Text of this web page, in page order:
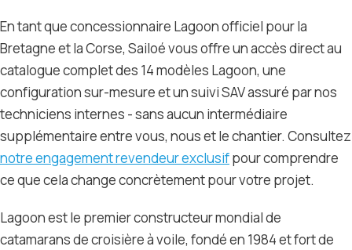
En tant que concessionnaire Lagoon officiel pour la
Bretagne et la Corse, Sailoé vous offre un accès direct au
catalogue complet des 14 modèles Lagoon, une
configuration sur-mesure et un suivi SAV assuré par nos
techniciens internes - sans aucun intermédiaire
supplémentaire entre vous, nous et le chantier. Consultez
notre engagement revendeur exclusifpour comprendre
ce que cela change concrètement pour votre projet.
Lagoon est le premier constructeur mondial de
catamarans de croisière à voile, fondé en 1984 et fort de